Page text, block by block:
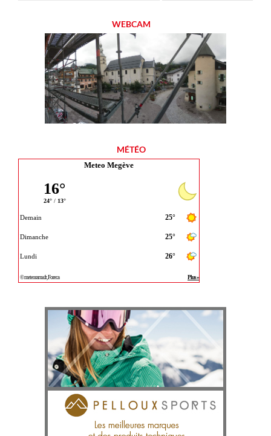
WEBCAM
MÉTÉO
Meteo Megève